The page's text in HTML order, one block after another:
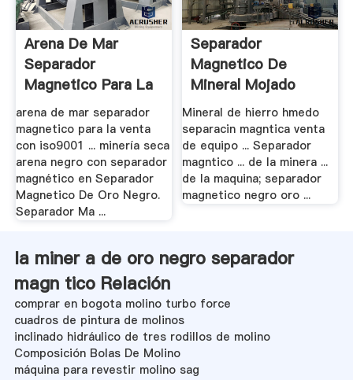
Arena De Mar
Separador
Magnetico Para La
Venta .
arena de mar separador
magnetico para la venta
con iso9001 ... minería seca
arena negro con separador
magnético en Separador
Magnetico De Oro Negro.
Separador Ma ...
Separador
Magnetico De
Mineral Mojado
Venta - .
Mineral de hierro hmedo
separacin magntica venta
de equipo ... Separador
magntico ... de la minera ...
de la maquina; separador
magnetico negro oro ...
la miner a de oro negro separador
magn tico Relación
comprar en bogota molino turbo force
cuadros de pintura de molinos
inclinado hidráulico de tres rodillos de molino
Composición Bolas De Molino
máquina para revestir molino sag